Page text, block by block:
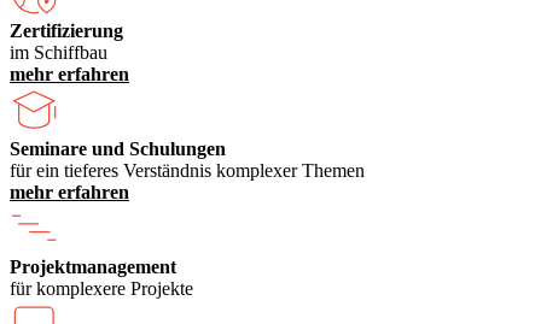
Zertifizierung
im Schiffbau
mehr erfahren
Seminare und Schulungen
für ein tieferes Verständnis komplexer Themen
mehr erfahren
Projektmanagement
für komplexere Projekte